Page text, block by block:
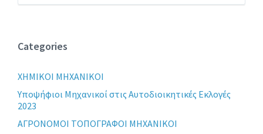
Categories
XHMIKOI MHXANIKOI
Yποψήφιοι Μηχανικοί στις Αυτοδιοικητικές Εκλογές
2023
ΑΓΡΟΝΟΜΟΙ ΤΟΠΟΓΡΑΦΟΙ ΜΗΧΑΝΙΚΟΙ